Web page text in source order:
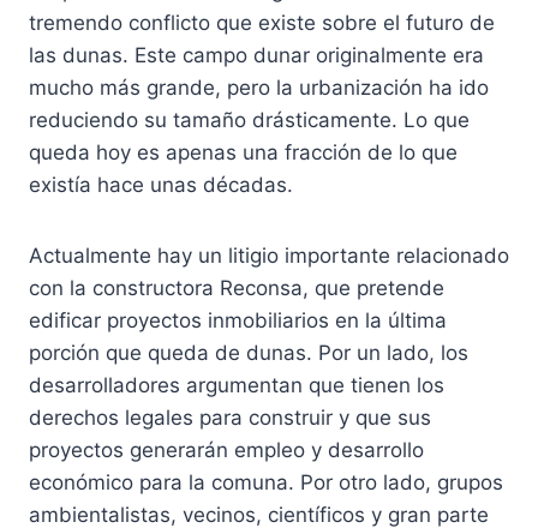
tremendo conflicto que existe sobre el futuro de
las dunas. Este campo dunar originalmente era
mucho más grande, pero la urbanización ha ido
reduciendo su tamaño drásticamente. Lo que
queda hoy es apenas una fracción de lo que
existía hace unas décadas.
Actualmente hay un litigio importante relacionado
con la constructora Reconsa, que pretende
edificar proyectos inmobiliarios en la última
porción que queda de dunas. Por un lado, los
desarrolladores argumentan que tienen los
derechos legales para construir y que sus
proyectos generarán empleo y desarrollo
económico para la comuna. Por otro lado, grupos
ambientalistas, vecinos, científicos y gran parte